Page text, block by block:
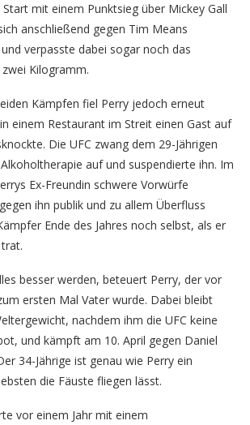
mit einem Punktsieg über Mickey Gall
anschließend gegen Tim Means
verpasste dabei sogar noch das
Kilogramm.
Kämpfen fiel Perry jedoch erneut
einem Restaurant im Streit einen Gast auf
Die UFC zwang dem 29-Jährigen
auf und suspendierte ihn. Im
Ex-Freundin schwere Vorwürfe
ihn publik und zu allem Überfluss
Ende des Jahres noch selbst, als er
besser werden, beteuert Perry, der vor
ersten Mal Vater wurde. Dabei bleibt
nachdem ihm die UFC keine
und kämpft am 10. April gegen Daniel
34-Jährige ist genau wie Perry ein
die Fäuste fliegen lässt.
vor einem Jahr mit einem